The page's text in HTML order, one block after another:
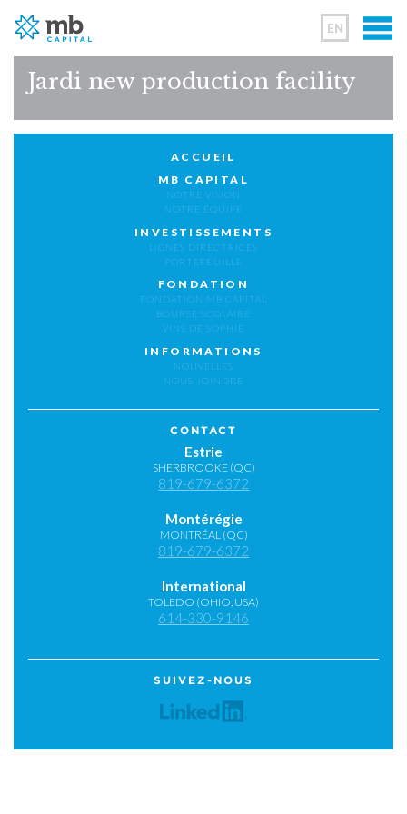
EN
Jardi new production facility
ACCUEIL
MB CAPITAL
NOTRE VISION
NOTRE ÉQUIPE
INVESTISSEMENTS
LIGNES DIRECTRICES
PORTEFEUILLE
FONDATION
FONDATION MB CAPITAL
BOURSE SCOLAIRE
VINS DE SOPHIE
INFORMATIONS
NOUVELLES
NOUS JOINDRE
CONTACT
Estrie
SHERBROOKE (QC)
819-679-6372
Montérégie
MONTRÉAL (QC)
819-679-6372
International
TOLEDO (OHIO, USA)
614-330-9146
SUIVEZ-NOUS